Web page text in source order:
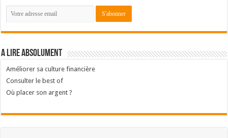
A lire absolument
Améliorer sa culture financière
Consulter le best of
Où placer son argent ?